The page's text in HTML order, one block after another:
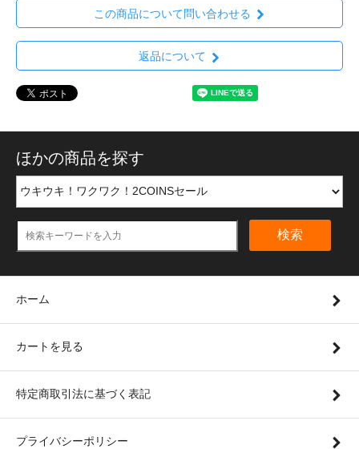
この商品について問い合わせる
返品について
ほかの商品を探す
検索
ホーム
カートを見る
特定商取引法に基づく表記
プライバシーポリシー